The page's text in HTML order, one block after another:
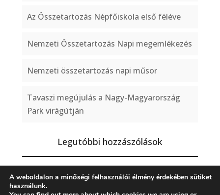
Az Összetartozás Népfőiskola első féléve
Nemzeti Összetartozás Napi megemlékezés
Nemzeti összetartozás napi műsor
Tavaszi megújulás a Nagy-Magyarország
Park virágútján
Legutóbbi hozzászólások
A weboldalon a minőségi felhasználói élmény érdekében sütiket
használunk.